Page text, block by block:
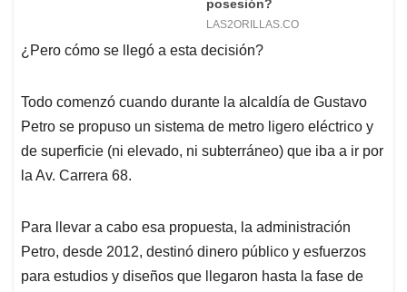
¿Pero cómo se llegó a esta decisión?
Todo comenzó cuando durante la alcaldía de Gustavo
Petro se propuso un sistema de metro ligero eléctrico y
de superficie (ni elevado, ni subterráneo) que iba a ir por
la Av. Carrera 68.
Para llevar a cabo esa propuesta, la administración
Petro, desde 2012, destinó dinero público y esfuerzos
para estudios y diseños que llegaron hasta la fase de